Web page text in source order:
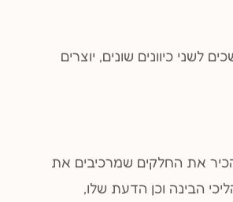
כיוונים שונים, יוצרים
את החלקים שמרכיבים את
הבינה וכן הדעת שלו,